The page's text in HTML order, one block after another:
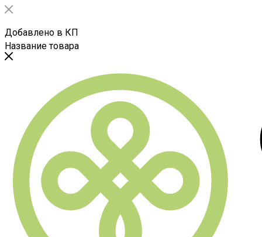
Добавлено в КП
Название товара